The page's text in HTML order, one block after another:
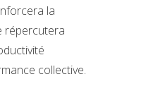
la
répercutera
collective.